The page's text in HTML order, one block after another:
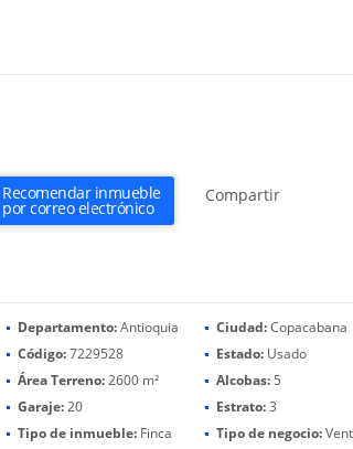
Recomendar inmueble
por correo electrónico
Compartir
Departamento:Antioquia Ciudad:Copacabana
Código:7229528 Estado: Usado
Área Terreno:2600 m² Alcobas: 5
Garaje:20 Estrato:3
Tipo de inmueble:Finca Tipo de negocio: